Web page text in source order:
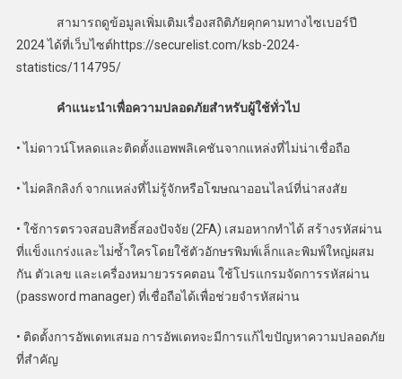
สามารถดูข้อมูลเพิ่มเติมเรื่องสถิติภัยคุกคามทางไซเบอร์ปี
2024 ได้ที่เว็บไซต์https://securelist.com/ksb-2024-
statistics/114795/
คำแนะนำเพื่อความปลอดภัยสำหรับผู้ใช้ทั่วไป
• ไม่ดาวน์โหลดและติดตั้งแอพพลิเคชันจากแหล่งที่ไม่น่าเชื่อถือ
• ไม่คลิกลิงก์ จากแหล่งที่ไม่รู้จักหรือโฆษณาออนไลน์ที่น่าสงสัย
• ใช้การตรวจสอบสิทธิ์สองปัจจัย (2FA) เสมอหากทำได้ สร้างรหัสผ่าน
ที่แข็งแกร่งและไม่ซ้ำใครโดยใช้ตัวอักษรพิมพ์เล็กและพิมพ์ใหญ่ผสม
กัน ตัวเลข และเครื่องหมายวรรคตอน ใช้โปรแกรมจัดการรหัสผ่าน
(password manager) ที่เชื่อถือได้เพื่อช่วยจำรหัสผ่าน
• ติดตั้งการอัพเดทเสมอ การอัพเดทจะมีการแก้ไขปัญหาความปลอดภัย
ที่สำคัญ